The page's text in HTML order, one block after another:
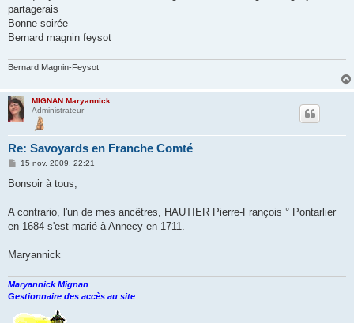
partagerais
Bonne soirée
Bernard magnin feysot
Bernard Magnin-Feysot
MIGNAN Maryannick
Administrateur
Re: Savoyards en Franche Comté
M
s
g
15 nov. 2009, 22:21
Bonsoir à tous,
A contrario, l'un de mes ancêtres, HAUTIER Pierre-François ° Pontarlier
en 1684 s'est marié à Annecy en 1711.
Maryannick
Maryannick Mignan
Gestionnaire des accès au site